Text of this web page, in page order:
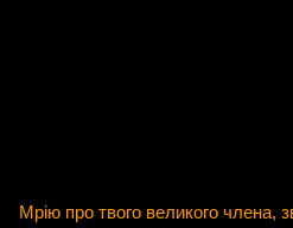
Мрію про твого великого члена,